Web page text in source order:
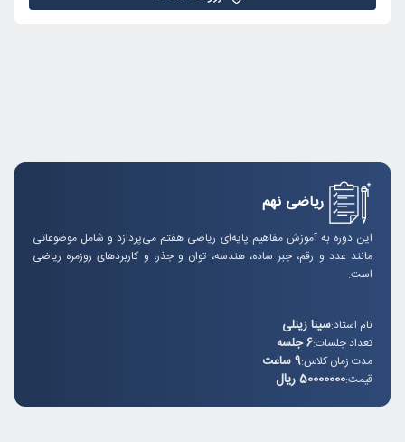
ریاضی نهم
این دوره به آموزش مفاهیم پایه‌ای ریاضی هفتم می‌پردازد و شامل موضوعاتی
مانند عدد و رقم، جبر ساده، هندسه، توان و جذر، و کاربردهای روزمره ریاضی
است.
نام استاد:سینا زینلی
تعداد جلسات:6 جلسه
مدت زمان کلاس:9 ساعت
قیمت:50000000 ریال